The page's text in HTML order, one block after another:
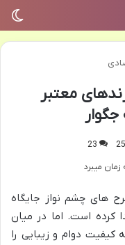
معتبر
جگوار
23
های چشم نواز جایگاه
کرده است. اما در میان
کیفیت دوام و زیبایی را